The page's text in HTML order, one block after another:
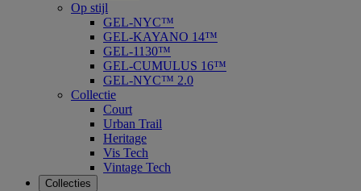
Op stijl
GEL-NYC™
GEL-KAYANO 14™
GEL-1130™
GEL-CUMULUS 16™
GEL-NYC™ 2.0
Collectie
Court
Urban Trail
Heritage
Vis Tech
Vintage Tech
Collecties